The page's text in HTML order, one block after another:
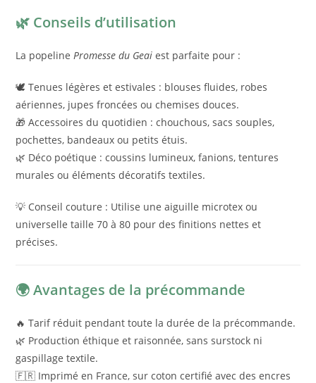
🌿 Conseils d’utilisation
La popelinePromesse du Geai est parfaite pour :
🕊️ Tenues légères et estivales : blouses fluides, robes
aériennes, jupes froncées ou chemises douces.
🎁 Accessoires du quotidien : chouchous, sacs souples,
pochettes, bandeaux ou petits étuis.
🌿 Déco poétique : coussins lumineux, fanions, tentures
murales ou éléments décoratifs textiles.
💡 Conseil couture : Utilise une aiguille microtex ou
universelle taille 70 à 80 pour des finitions nettes et
précises.
🌍 Avantages de la précommande
🔥 Tarif réduit pendant toute la durée de la précommande.
🌿 Production éthique et raisonnée, sans surstock ni
gaspillage textile.
🇫🇷 Imprimé en France, sur coton certifié avec des encres